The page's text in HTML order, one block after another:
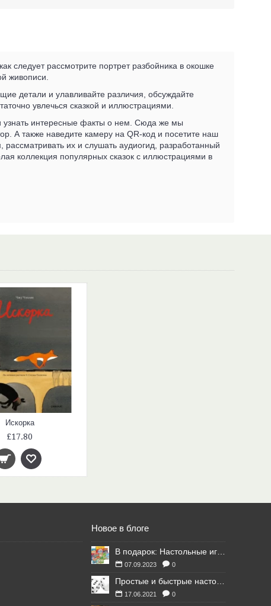
следует рассмотрите портрет разбойника в окошке
живописи.
детали и улавливайте различия, обсуждайте
увлечься сказкой и иллюстрациями.
узнать интересные факты о нем. Сюда же мы
А также наведите камеру на QR-код и посетите наш
их и слушать аудиогид, разработанный
коллекция популярных сказок с иллюстрациями в
Искорка
£17.80
Новое в блоге
07.09.2023 0
17.06.2021 0